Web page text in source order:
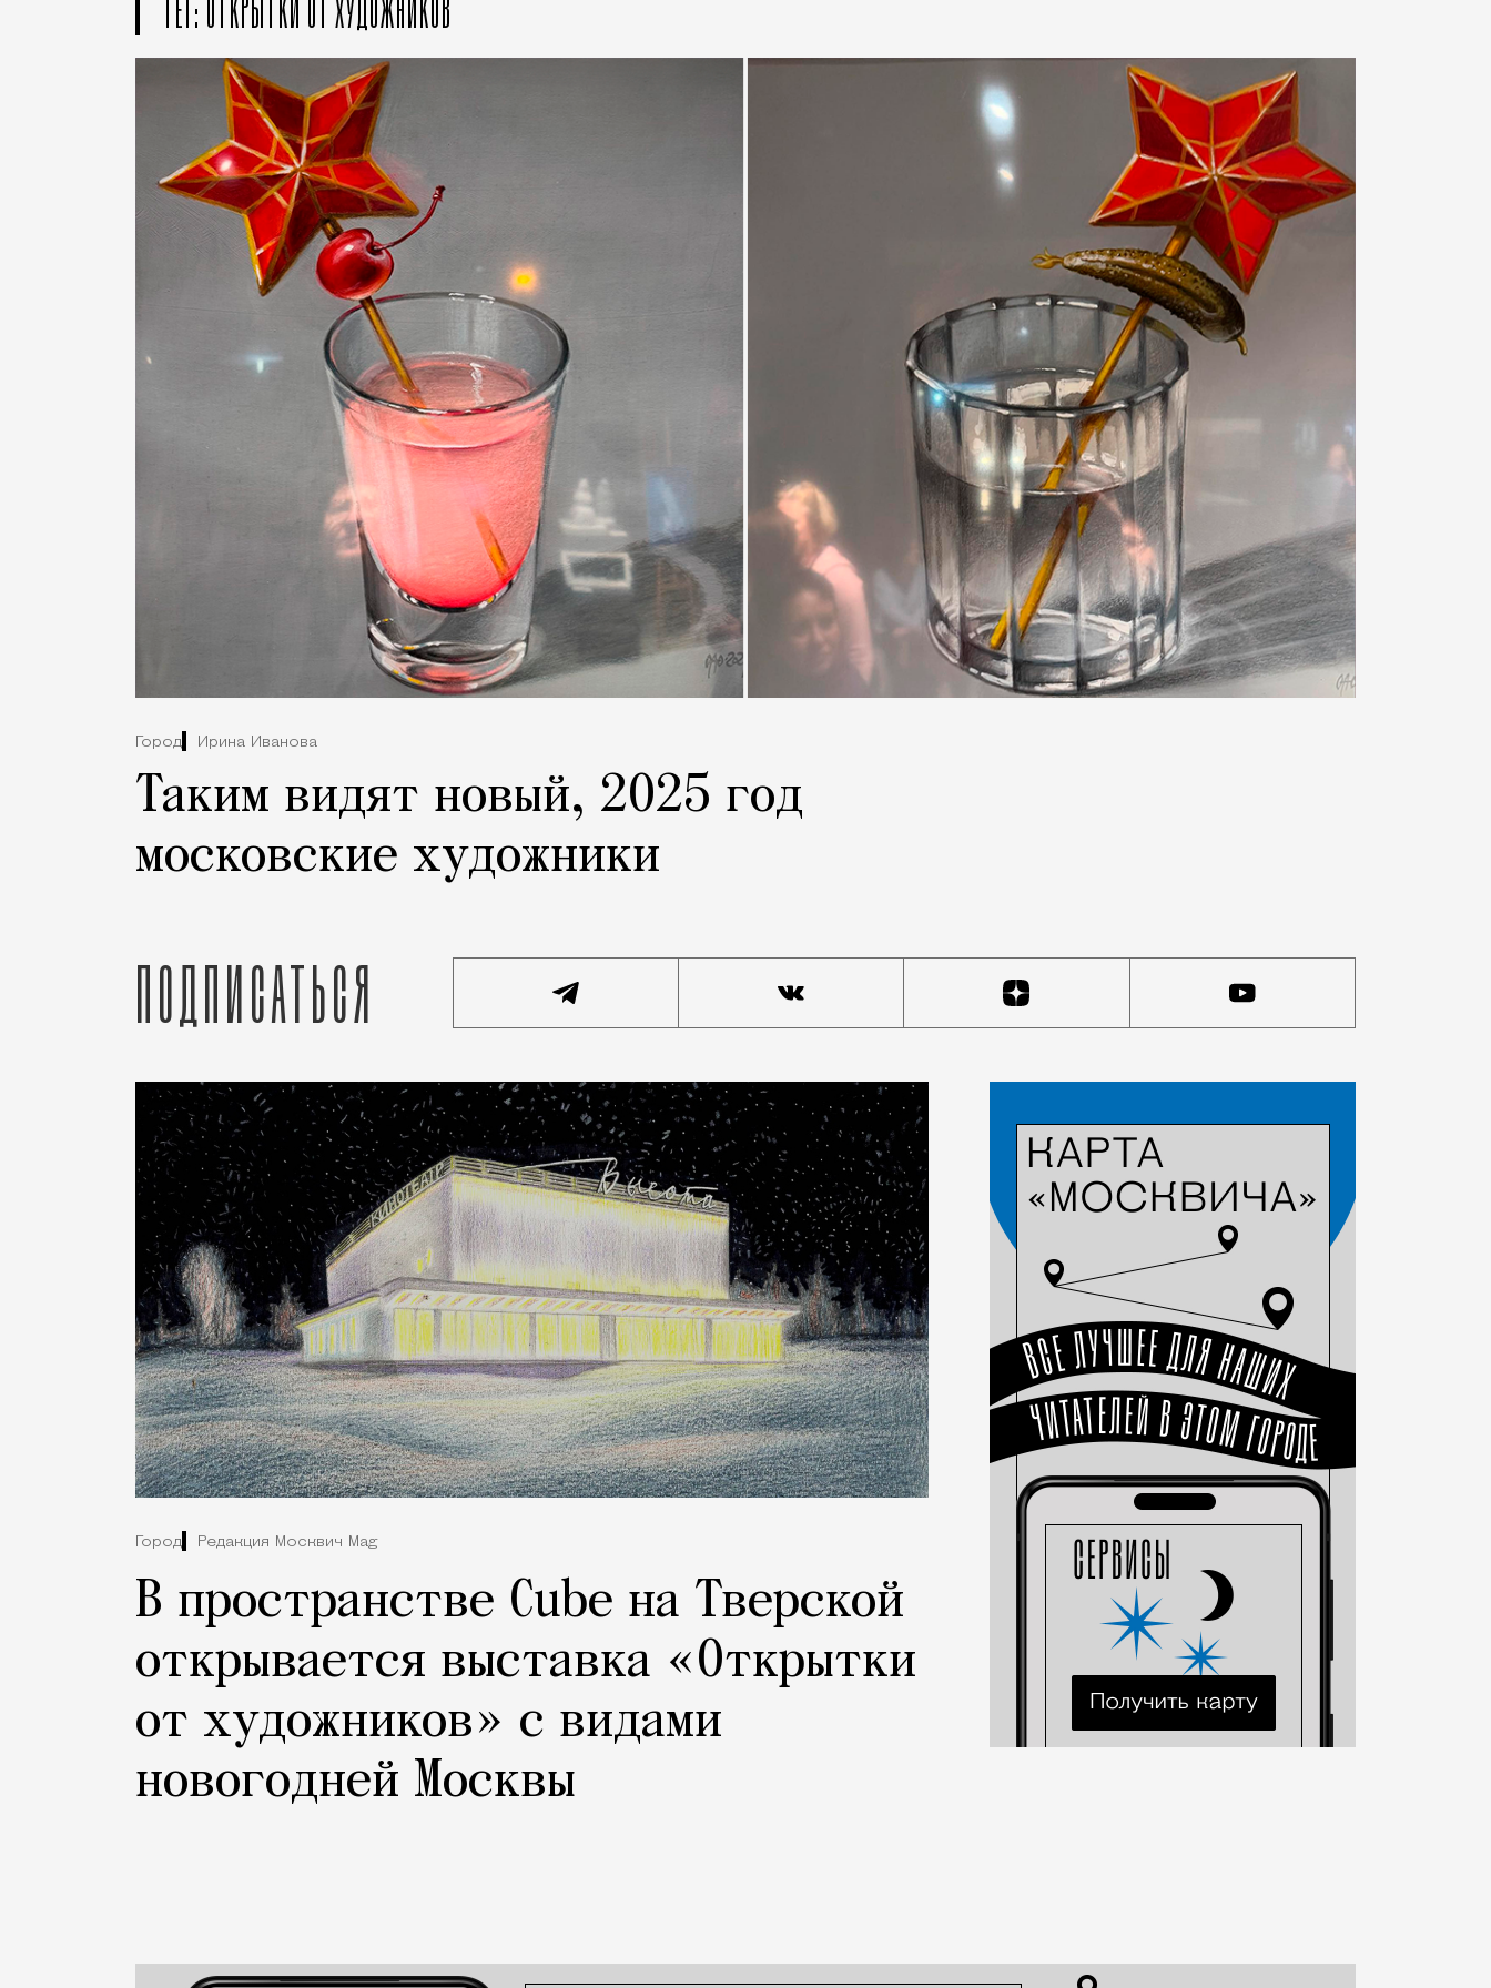
Город Ирина Иванова
Таким видят новый, 2025 год
московские художники
Подписаться
Город Редакция Москвич Mag
В пространстве Cube на Тверской
открывается выставка «Открытки
от художников» с видами
новогодней Москвы